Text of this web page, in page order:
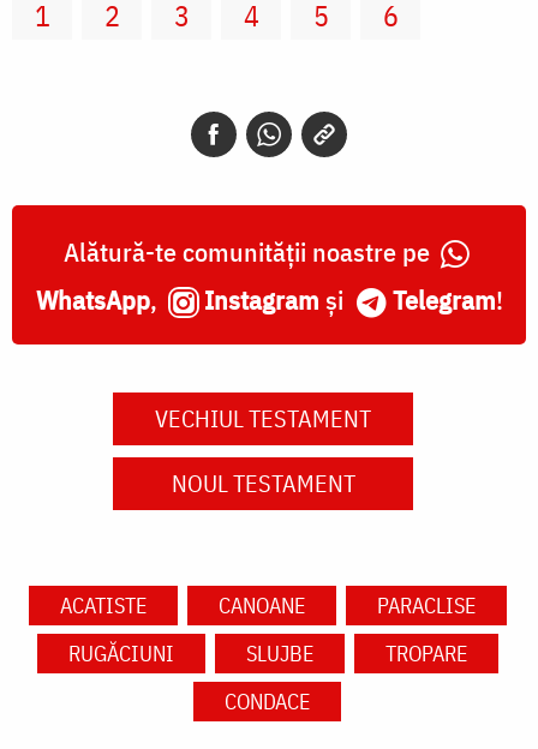
1 2 3 4 5 6
Alătură-te comunității noastre pe
WhatsApp, Instagram și Telegram!
VECHIUL TESTAMENT
NOUL TESTAMENT
ACATISTE CANOANE
PARACLISE
RUGĂCIUNI
SLUJBE
TROPARE
CONDACE